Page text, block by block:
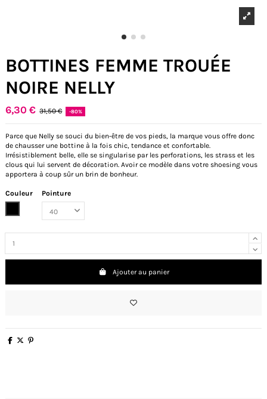
BOTTINES FEMME TROUÉE
NOIRE NELLY
6,30 € 31,50 € -80%
Parce que Nelly se souci du bien-être de vos pieds, la marque vous offre donc
de chausser une bottine à la fois chic, tendance et confortable.
Irrésistiblement belle, elle se singularise par les perforations, les strass et les
clous qui lui servent de décoration. Avoir ce modèle dans votre shoesing vous
apportera à coup sûr un brin de bonheur.
Couleur
Pointure
Ajouter au panier